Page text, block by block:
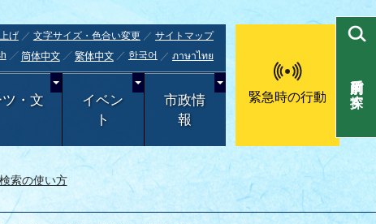
げ 文字サイズ・色合い変更
サイトマップ
简体中文 繁体中文 한국어 ภาษาไทย
・文
イベン
ト
市政情
報
緊急時の行動
検索の使い方
目的別で探す